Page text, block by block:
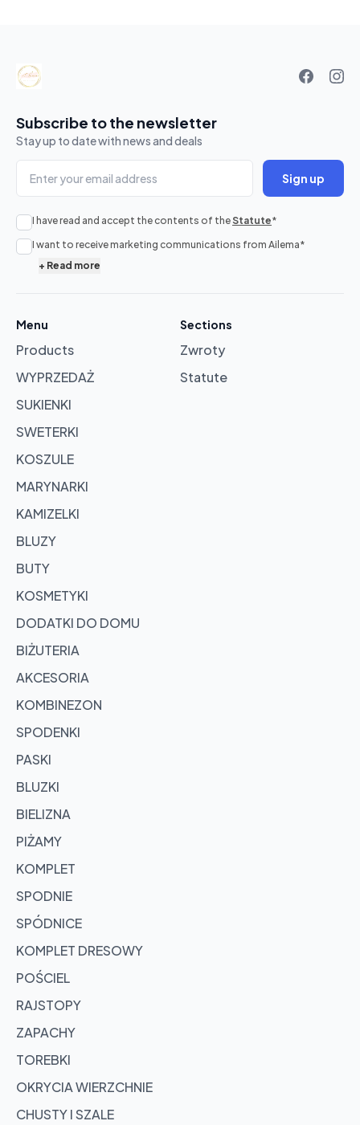
No
products
Browse
products
Subscribe to the newsletter
Stay up to date with news and deals
Sign up
I have read and accept the contents of the Statute*
I want to receive marketing communications from Ailema*
+ Read more
Menu
Products
WYPRZEDAŻ
SUKIENKI
SWETERKI
KOSZULE
MARYNARKI
KAMIZELKI
BLUZY
BUTY
KOSMETYKI
DODATKI DO DOMU
BIŻUTERIA
AKCESORIA
KOMBINEZON
SPODENKI
PASKI
BLUZKI
BIELIZNA
PIŻAMY
KOMPLET
SPODNIE
SPÓDNICE
KOMPLET DRESOWY
POŚCIEL
RAJSTOPY
ZAPACHY
TOREBKI
OKRYCIA WIERZCHNIE
CHUSTY I SZALE
Sections
Zwroty
Statute